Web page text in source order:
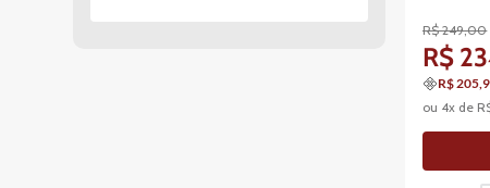
R$ 249,00
R$
R$
ou 4x de